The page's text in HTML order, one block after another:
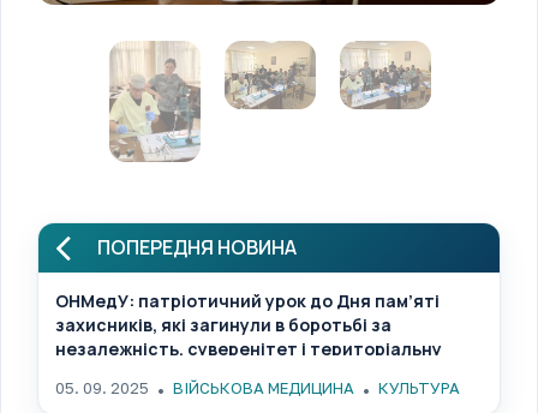
ПОПЕРЕДНЯ НОВИНА
ОНМедУ: патріотичний урок до Дня пам’яті
захисників, які загинули в боротьбі за
незалежність, суверенітет і територіальну
05. 09. 2025 ВІЙСЬКОВА МЕДИЦИНА КУЛЬТУРА